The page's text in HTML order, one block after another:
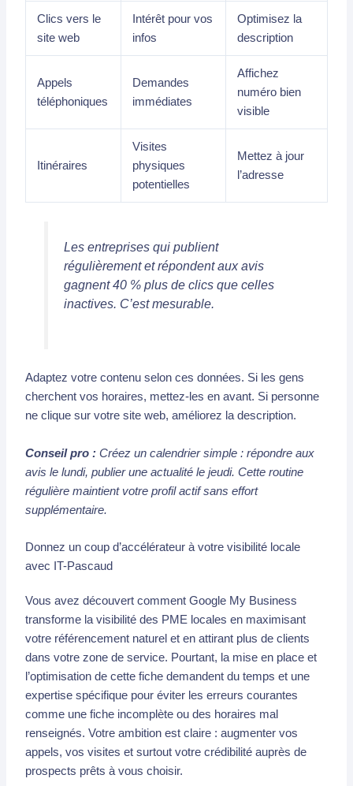
Clics vers le
site web
Intérêt pour vos
infos
Optimisez la
description
Appels
téléphoniques
Demandes
immédiates
Affichez
numéro bien
visible
Itinéraires
Visites
physiques
potentielles
Mettez à jour
l’adresse
Les entreprises qui publient
régulièrement et répondent aux avis
gagnent 40 % plus de clics que celles
inactives. C’est mesurable.
Adaptez votre contenu selon ces données. Si les gens
cherchent vos horaires, mettez-les en avant. Si personne
ne clique sur votre site web, améliorez la description.
Conseil pro : Créez un calendrier simple : répondre aux
avis le lundi, publier une actualité le jeudi. Cette routine
régulière maintient votre profil actif sans effort
supplémentaire.
Donnez un coup d’accélérateur à votre visibilité locale
avec IT-Pascaud
Vous avez découvert comment Google My Business
transforme la visibilité des PME locales en maximisant
votre référencement naturel et en attirant plus de clients
dans votre zone de service. Pourtant, la mise en place et
l’optimisation de cette fiche demandent du temps et une
expertise spécifique pour éviter les erreurs courantes
comme une fiche incomplète ou des horaires mal
renseignés. Votre ambition est claire : augmenter vos
appels, vos visites et surtout votre crédibilité auprès de
prospects prêts à vous choisir.